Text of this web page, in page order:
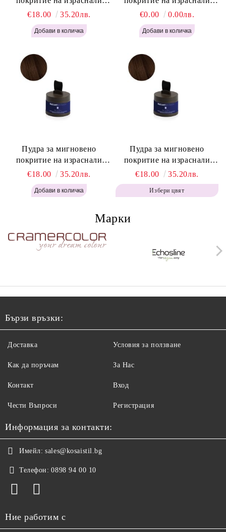
корени Русо - Labor Pro
Instant Retouch Powder -
Blonde H645
€18.00 35.20лв.
корени Светло Кафяво -
Labor Pro Instant Retouch
Powder - Light Brown H644
€0.00 0.00лв.
Пудра за мигновено
покритие на израснали
корени Топло Кафяво -
Labor Pro Instant Retouch
Powder - Warm Brown H643
€18.00 35.20лв.
Пудра за мигновено
покритие на израснали
корени Кафяво - Labor Pro
Instant Retouch Powder -
Brown H642
€18.00 35.20лв.
Избери цвят
Марки
Бързи връзки:
Доставка
Как да поръчам
Контакт
Чести Въпроси
Условия за ползване
За Нас
Вход
Регистрация
Информация за контакти:
Имейл: sales@kosaistil.bg
Телефон: 0898 94 00 10
Ние работим с